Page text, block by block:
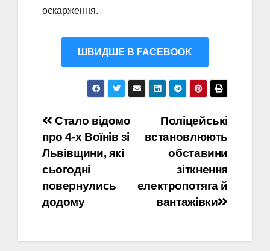
оскарження.
ШВИДШЕ В FACEBOOK
Навігація
записів
Поліцейські
встановлюють
обставини
зіткнення
електропотяга й
вантажівки
Стало відомо
про 4-х Воїнів зі
Львівщини, які
сьогодні
повернулись
додому